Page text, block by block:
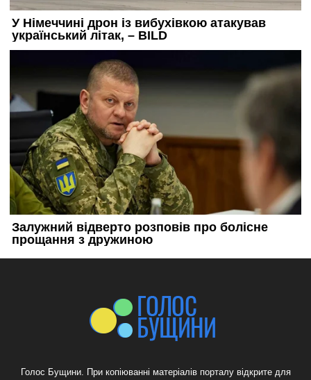
Голос Бущини. При копіюванні матеріалів порталу відкрите для